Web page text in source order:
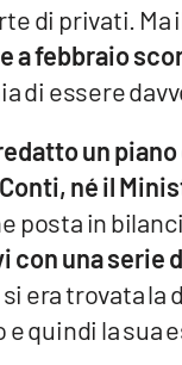
di privati.
a febbraio
di essere
un
né il
posta in
con una serie
si era trovata
quindi la sua